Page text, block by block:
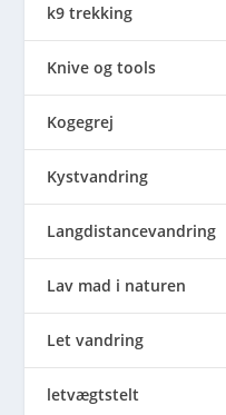
k9 trekking
Knive og tools
Kogegrej
Kystvandring
Langdistancevandring
Lav mad i naturen
Let vandring
letvægtstelt